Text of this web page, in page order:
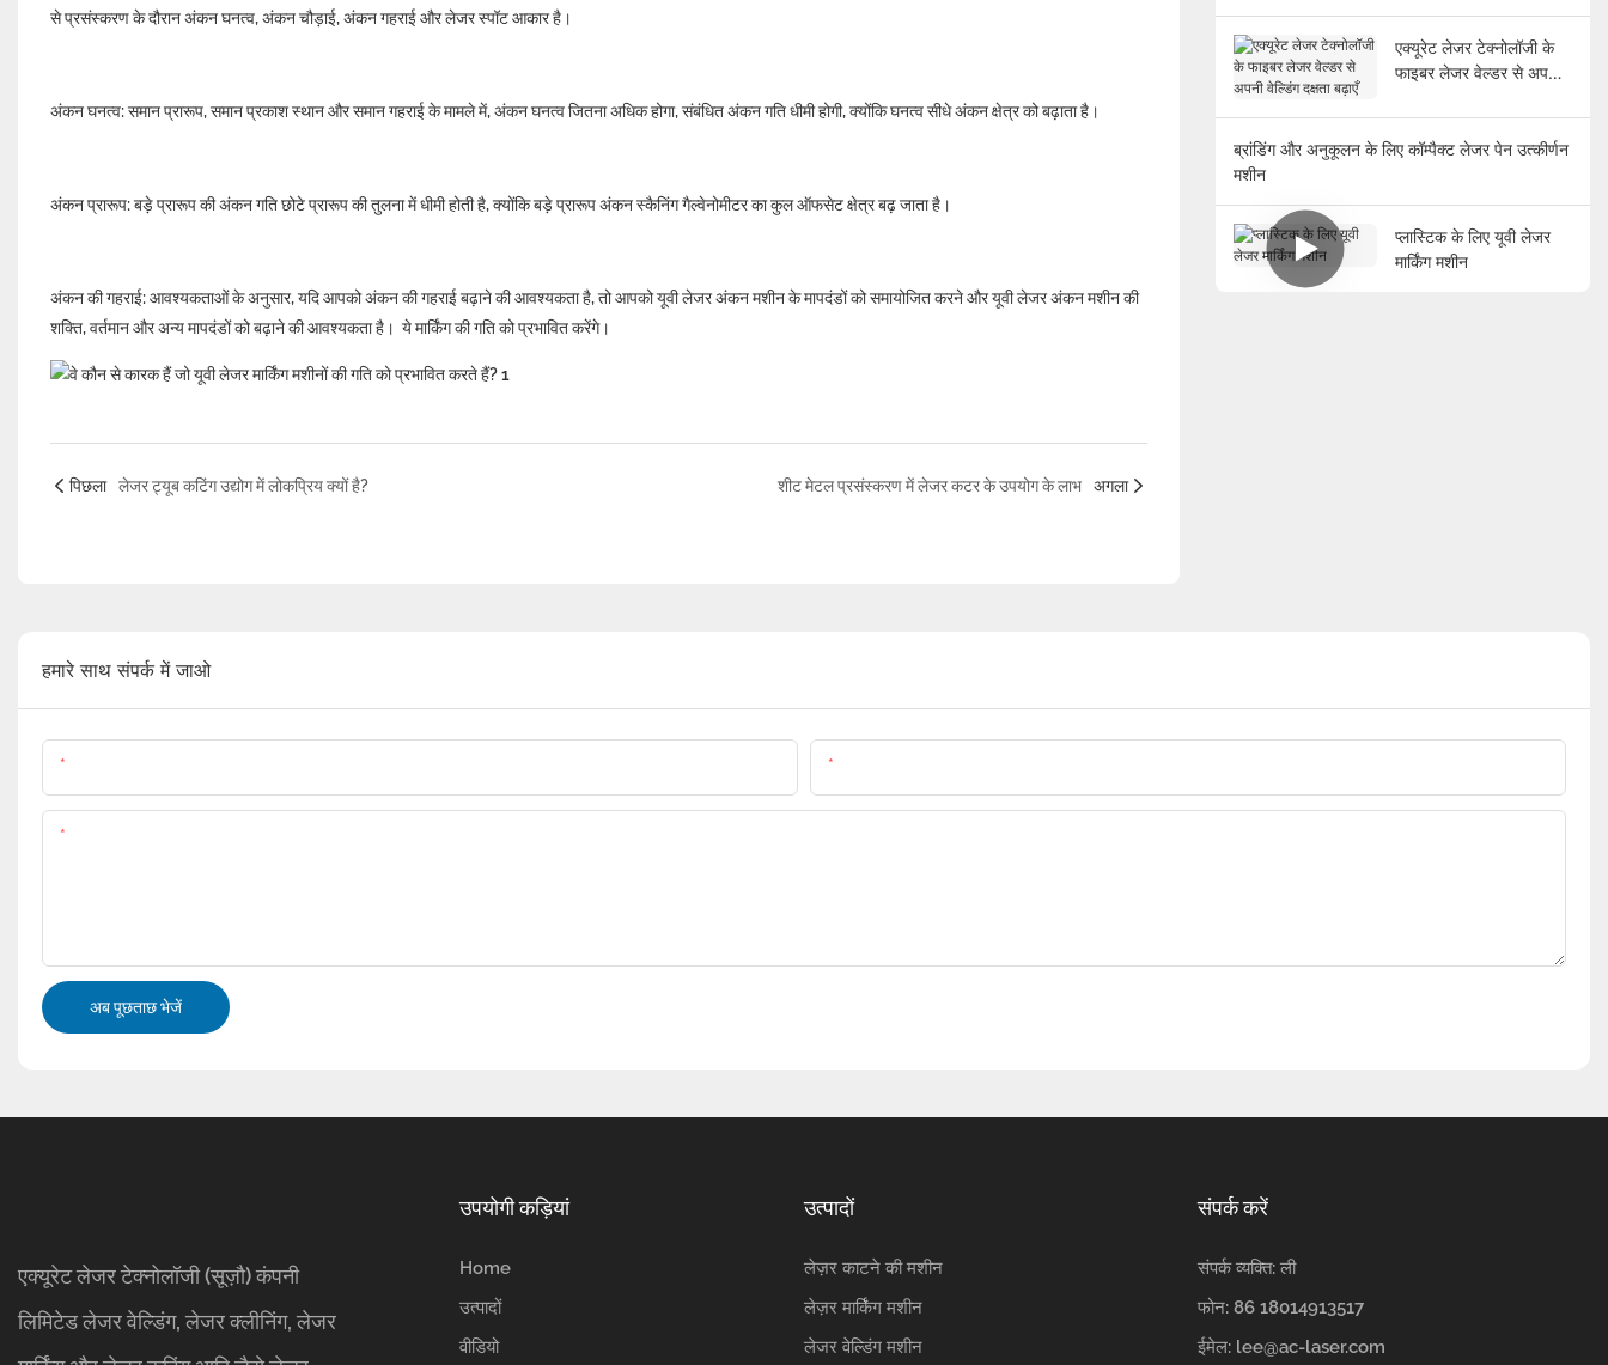
से प्रसंस्करण के दौरान अंकन घनत्व, अंकन चौड़ाई, अंकन गहराई और लेजर स्पॉट आकार है।
अंकन घनत्व: समान प्रारूप, समान प्रकाश स्थान और समान गहराई के मामले में, अंकन घनत्व जितना अधिक होगा, संबंधित अंकन गति धीमी होगी, क्योंकि घनत्व सीधे अंकन क्षेत्र को बढ़ाता है।
अंकन प्रारूप: बड़े प्रारूप की अंकन गति छोटे प्रारूप की तुलना में धीमी होती है, क्योंकि बड़े प्रारूप अंकन स्कैनिंग गैल्वेनोमीटर का कुल ऑफसेट क्षेत्र बढ़ जाता है।
अंकन की गहराई: आवश्यकताओं के अनुसार, यदि आपको अंकन की गहराई बढ़ाने की आवश्यकता है, तो आपको यूवी लेजर अंकन मशीन के मापदंडों को समायोजित करने और यूवी लेजर अंकन मशीन की
शक्ति, वर्तमान और अन्य मापदंडों को बढ़ाने की आवश्यकता है। ये मार्किंग की गति को प्रभावित करेंगे।
पिछला लेजर ट्यूब कटिंग उद्योग में लोकप्रिय क्यों है? शीट मेटल प्रसंस्करण में लेजर कटर के उपयोग के लाभ अगला
एक्यूरेट लेजर टेक्नोलॉजी के
फाइबर लेजर वेल्डर से अपनी
ब्रांडिंग और अनुकूलन के लिए कॉम्पैक्ट लेजर पेन उत्कीर्णन
मशीन
प्लास्टिक के लिए यूवी लेजर
मार्किंग मशीन
हमारे साथ संपर्क में जाओ
अब पूछताछ भेजें
एक्यूरेट लेजर टेक्नोलॉजी (सूज़ौ) कंपनी
लिमिटेड लेजर वेल्डिंग, लेजर क्लीनिंग, लेजर
उपयोगी कड़ियां
Home
उत्पादों
वीडियो
उत्पादों
लेज़र काटने की मशीन
लेज़र मार्किंग मशीन
लेजर वेल्डिंग मशीन
संपर्क करें
संपर्क व्यक्ति: ली
फोन: 86 18014913517
ईमेल: lee@ac-laser.com